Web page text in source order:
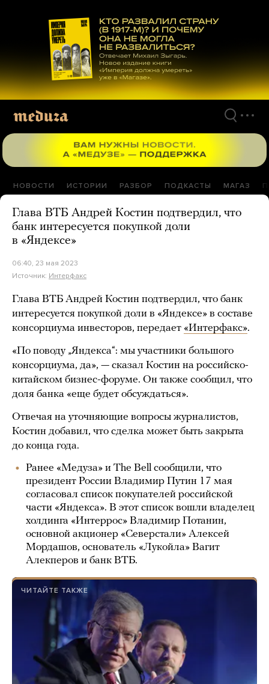
материалам
НОВОСТИ ИСТОРИИ РАЗБОР ПОДКАСТЫ МАГАЗ
Глава ВТБ Андрей Костин подтвердил, что
банк интересуется покупкой доли
в «Яндексе»
06:40, 23 мая 2023
Источник: Интерфакс
Глава ВТБ Андрей Костин подтвердил, что банк
интересуется покупкой доли в «Яндексе» в составе
консорциума инвесторов, передает «Интерфакс».
«По поводу „Яндекса“: мы участники большого
консорциума, да», — сказал Костин на российско-
китайском бизнес-форуме. Он также сообщил, что
доля банка «еще будет обсуждаться».
Отвечая на уточняющие вопросы журналистов,
Костин добавил, что сделка может быть закрыта
до конца года.
Ранее «Медуза» и The Bell сообщили, что
президент России Владимир Путин 17 мая
согласовал список покупателей российской
части «Яндекса». В этот список вошли владелец
холдинга «Интеррос» Владимир Потанин,
основной акционер «Северстали» Алексей
Мордашов, основатель «Лукойла» Вагит
Алекперов и банк ВТБ.
ЧИТАЙТЕ ТАКЖЕ